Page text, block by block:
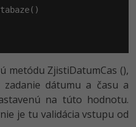
metódu ZjistiDatumCas (),
dátumu a času a
na túto hodnotu.
je tu validácia vstupu od